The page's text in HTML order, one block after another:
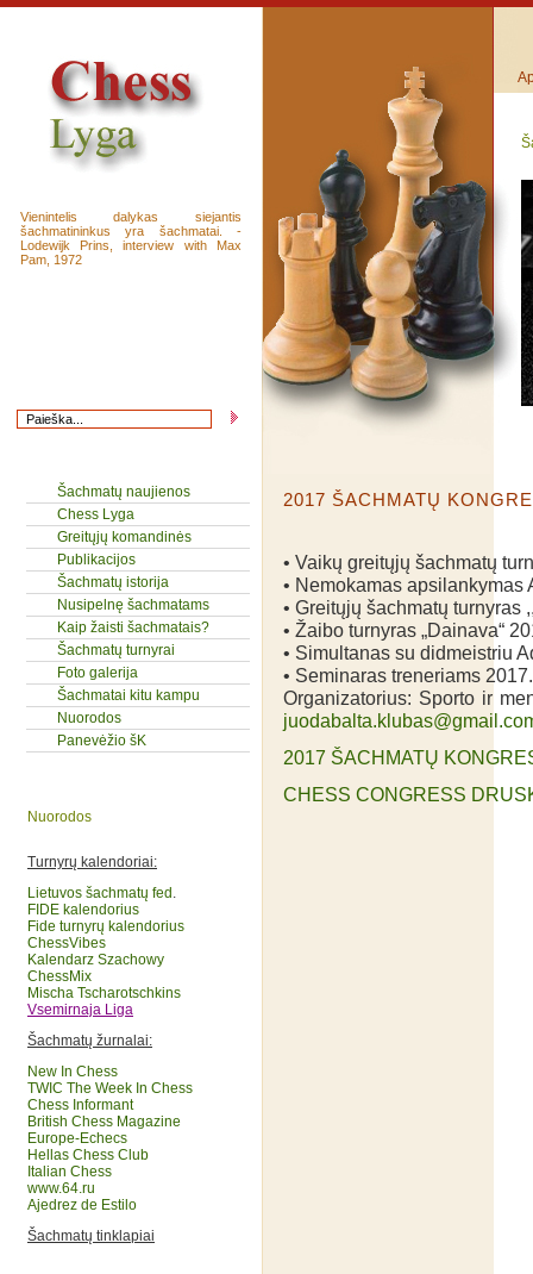
Vienintelis dalykas siejantis
šachmatininkus yra šachmatai. -
Lodewijk Prins, interview with Max
Pam, 1972
Šachmatų naujienos
Chess Lyga
Greitųjų komandinės
Publikacijos
Šachmatų istorija
Nusipelnę šachmatams
Kaip žaisti šachmatais?
Šachmatų turnyrai
Foto galerija
Šachmatai kitu kampu
Nuorodos
Panevėžio šK
Nuorodos
Turnyrų kalendoriai:
Lietuvos šachmatų fed .
FIDE kalendorius
Fide turnyrų kalendorius
ChessVibes
Kalendarz Szachowy
ChessMix
Mischa Tscharotschkins
Vsemirnaja Liga
Šachmatų žurnalai:
New In Chess
TWIC The Week In Chess
Chess Informant
British Chess Magazine
Europe-Echecs
Hellas Chess Club
Italian Chess
www.64.ru
Ajedrez de Estilo
Šachmatų tinklapiai
2017 ŠACHMATŲ
• Vaikų greitųjų šachmatų
• Nemokamas
• Greitųjų šachmatų turnyras
• Žaibo turnyras „Dainava“
• Simultanas su didmeistriu
• Seminaras treneriams
Organizatorius: Sporto ir
2017 ŠACHMATŲ
CHESS CONGRESS